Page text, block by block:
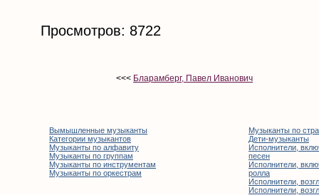
Просмотров: 8722
<<< Бларамберг, Павел Иванович
Вымышленные музыканты
Категории музыкантов
Музыканты по алфавиту
Музыканты по группам
Музыканты по инструментам
Музыканты по оркестрам
Музыканты по
Дети-музыканты
Исполнители,
песен
Исполнители,
ролла
Исполнители,
Исполнители,